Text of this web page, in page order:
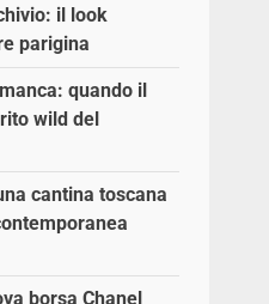
il look
parigina
quando il
wild del
cantina toscana
borsa Chanel